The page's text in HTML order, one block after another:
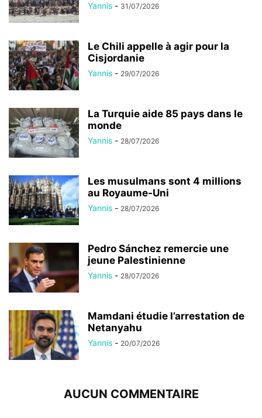
Yannis - 31/07/2026
Le Chili appelle à agir pour la
Cisjordanie
Yannis - 29/07/2026
La Turquie aide 85 pays dans le
monde
Yannis - 28/07/2026
Les musulmans sont 4 millions
au Royaume-Uni
Yannis - 28/07/2026
Pedro Sánchez remercie une
jeune Palestinienne
Yannis - 28/07/2026
Mamdani étudie l’arrestation de
Netanyahu
Yannis - 20/07/2026
AUCUN COMMENTAIRE